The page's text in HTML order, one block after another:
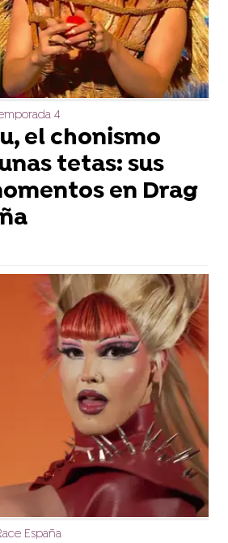
4
el chonismo
tetas: sus
en Drag
España